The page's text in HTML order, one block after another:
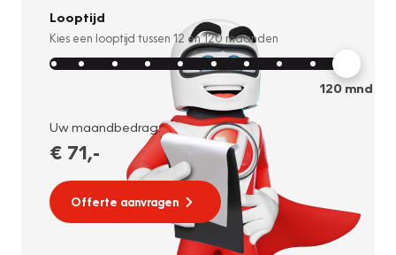
Looptijd
Kies een looptijd tussen 12 en120 maanden
120mnd
Uw maandbedrag:
€ 71,-
Offerte aanvragen